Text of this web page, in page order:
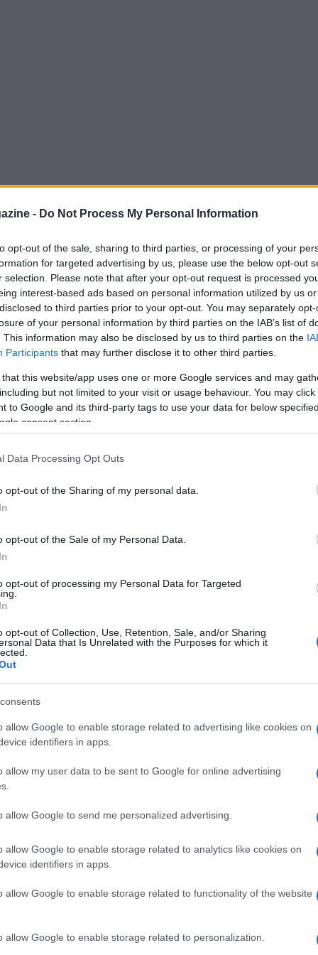
- Do Not Process My Personal Information
opt-out of the sale, sharing to third parties, or processing of your
for targeted advertising by us, please use the below opt-out
selection. Please note that after your opt-out request is processed
interest-based ads based on personal information utilized by us
to third parties prior to your opt-out. You may separately
of your personal information by third parties on the IAB’s list of
This information may also be disclosed by us to third parties on the
Participants that may further disclose it to other third parties.
that this website/app uses one or more Google services and may
but not limited to your visit or usage behaviour. You may
to Google and its third-party tags to use your data for below
consent section.
Data Processing Opt Outs
opt-out of the Sharing of my personal data.
opt-out of the Sale of my Personal Data.
opt-out of processing my Personal Data for Targeted
opt-out of Collection, Use, Retention, Sale, and/or Sharing
Data that Is Unrelated with the Purposes for which it
allow Google to enable storage related to advertising like cookies on
identifiers in apps.
allow my user data to be sent to Google for online advertising
allow Google to send me personalized advertising.
allow Google to enable storage related to analytics like cookies on
identifiers in apps.
allow Google to enable storage related to functionality of the website
allow Google to enable storage related to personalization.
e della distribuzione per paesi e
giocatori di prima fascia comeJannik
Alcaraz(ESP, nato 05-05-2003) eAlexander
diverse generazioni del tennis
consente di osservare non solo
generazionale e la presenza
anagrafici
consolidate e giovani dal rendimento
si conferma tra i leader, mentre
essere uno dei nomi più seguiti per il suo
Zverev
rappresentano alternative di alto livello nel
Medvedev(RUS, 11-02-1996). L’elenco
La presenza di date di nascita consente